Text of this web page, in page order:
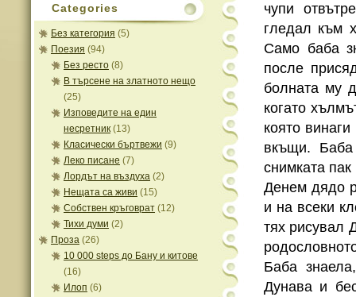
Categories
Без категория (5)
Поезия (94)
Без ресто (8)
В търсене на златното нещо
(25)
Изповедите на един
несретник (13)
Класически бъртвежи (9)
Леко писане (7)
Лордът на въздуха (2)
Нещата са живи (15)
Собствен кръговрат (12)
Тихи думи (2)
Проза (26)
10 000 steps до Бану и китове
(16)
Илоп (6)
чупи
гледал към
Само баба
после
болната му
когато
която
вкъщи.
снимката
Денем дядо
и на всеки
тях рисувал
Баба
Дунава и